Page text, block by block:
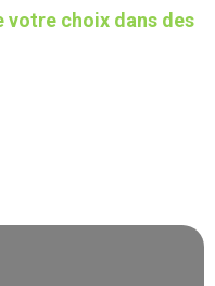
votre choix dans des